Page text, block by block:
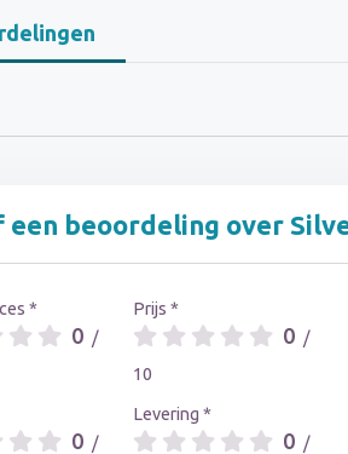
een beoordeling over
*
0 /
0 /
Prijs *
0 /
10
Levering *
0 /